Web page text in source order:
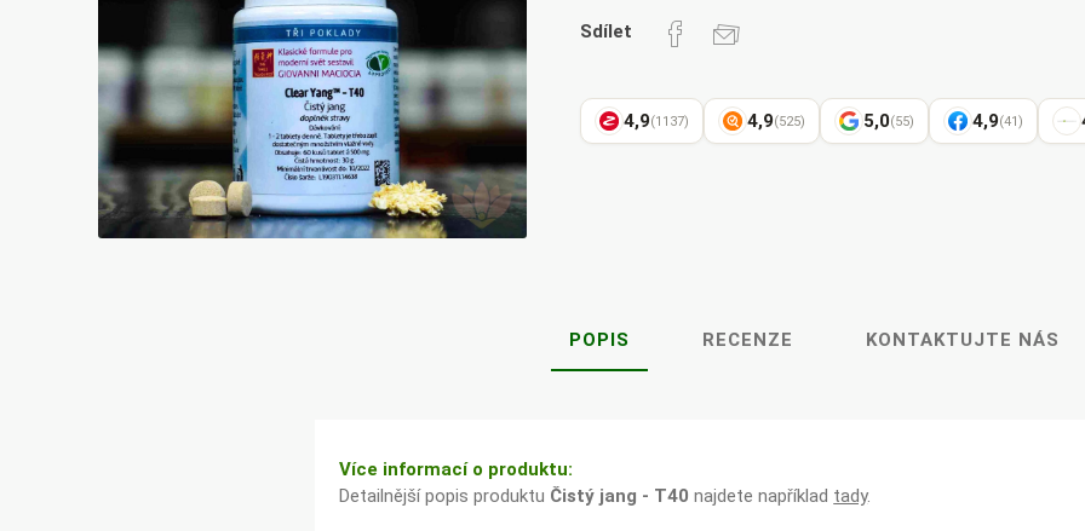
Bylinky TČM
G&G
Vitamins
Ecce Vita
s.r.o.
Lavylites
Bylinné
Lakshmi-
Korejský
Sdílet
4,9(1137) 4,9(525) 5,0(55) 4,9(41)
POPIS RECENZE KONTAKTUJTE NÁS
Více informací o produktu:
Detailnější popis produktu Čistý jang - T40 najdete například tady.